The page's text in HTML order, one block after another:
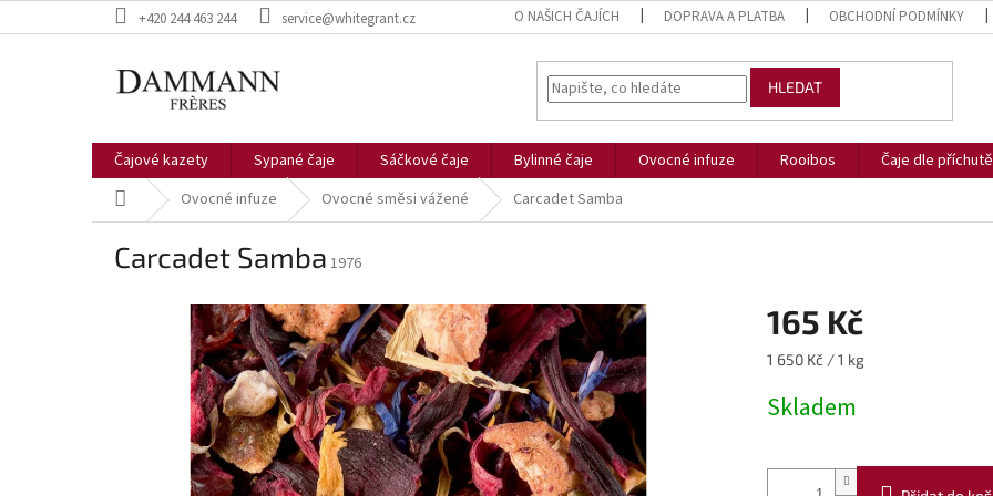
na
+420 244 463 244 service@whitegrant.cz O NAŠICH ČAJÍCH DOPRAVA A PLATBA OBCHODNÍ PODMÍNKY
HLEDAT
Čajové kazety Sypané čaje Sáčkové čaje Bylinné čaje Ovocné infuze Rooibos Čaje dle příchutě
Domů Ovocné infuze Ovocné směsi vážené Carcadet Samba
Carcadet Samba 1976
165 Kč
Měrná
1 650 Kč / 1 kg
Skladem